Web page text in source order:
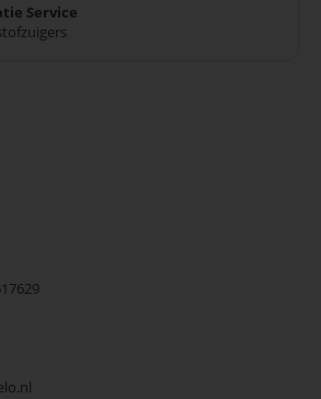
Service